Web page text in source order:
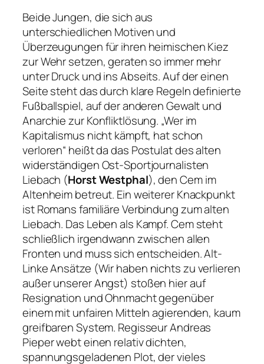
Beide Jungen, die sich aus
unterschiedlichen Motiven und
Überzeugungen für ihren heimischen Kiez
zur Wehr setzen, geraten so immer mehr
unter Druck und ins Abseits. Auf der einen
Seite steht das durch klare Regeln definierte
Fußballspiel, auf der anderen Gewalt und
Anarchie zur Konfliktlösung. „Wer im
Kapitalismus nicht kämpft, hat schon
verloren“ heißt da das Postulat des alten
widerständigen Ost-Sportjournalisten
Liebach (Horst Westphal), den Cem im
Altenheim betreut. Ein weiterer Knackpunkt
ist Romans familiäre Verbindung zum alten
Liebach. Das Leben als Kampf. Cem steht
schließlich irgendwann zwischen allen
Fronten und muss sich entscheiden. Alt-
Linke Ansätze (Wir haben nichts zu verlieren
außer unserer Angst) stoßen hier auf
Resignation und Ohnmacht gegenüber
einem mit unfairen Mitteln agierenden, kaum
greifbaren System. Regisseur Andreas
Pieper webt einen relativ dichten,
spannungsgeladenen Plot, der vieles